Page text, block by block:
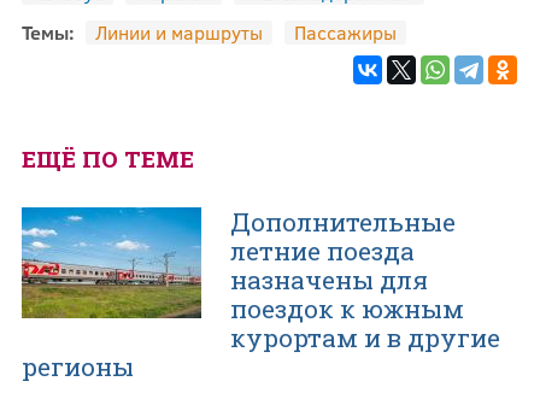
Темы:
Линии и маршруты Пассажиры
ЕЩЁ ПО ТЕМЕ
Дополнительные
летние поезда
назначены для
поездок к южным
курортам и в другие
регионы